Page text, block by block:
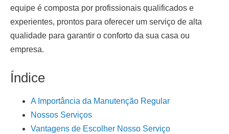
equipe é composta por profissionais qualificados e
experientes, prontos para oferecer um serviço de alta
qualidade para garantir o conforto da sua casa ou
empresa.
Índice
A Importância da Manutenção Regular
Nossos Serviços
Vantagens de Escolher Nosso Serviço